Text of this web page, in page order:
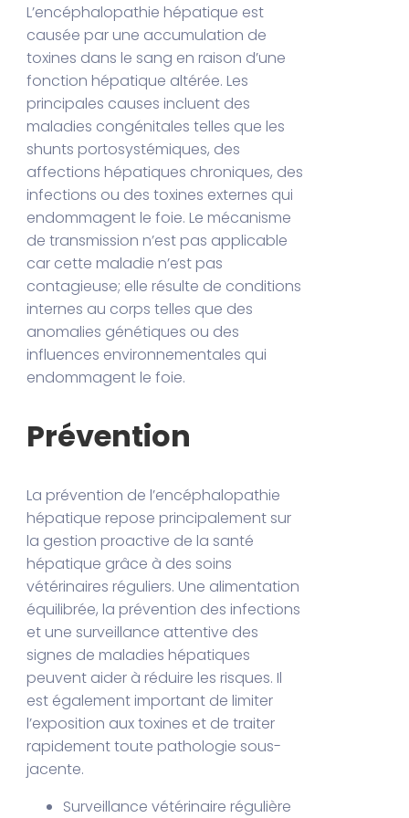
L’encéphalopathie hépatique est
causée par une accumulation de
toxines dans le sang en raison d’une
fonction hépatique altérée. Les
principales causes incluent des
maladies congénitales telles que les
shunts portosystémiques, des
affections hépatiques chroniques, des
infections ou des toxines externes qui
endommagent le foie. Le mécanisme
de transmission n’est pas applicable
car cette maladie n’est pas
contagieuse; elle résulte de conditions
internes au corps telles que des
anomalies génétiques ou des
influences environnementales qui
endommagent le foie.
Prévention
La prévention de l’encéphalopathie
hépatique repose principalement sur
la gestion proactive de la santé
hépatique grâce à des soins
vétérinaires réguliers. Une alimentation
équilibrée, la prévention des infections
et une surveillance attentive des
signes de maladies hépatiques
peuvent aider à réduire les risques. Il
est également important de limiter
l’exposition aux toxines et de traiter
rapidement toute pathologie sous-
jacente.
Surveillance vétérinaire régulière